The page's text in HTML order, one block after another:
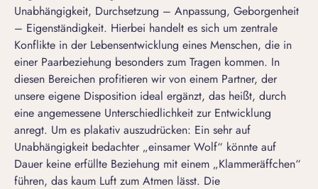
Unabhängigkeit, Durchsetzung – Anpassung, Geborgenheit
– Eigenständigkeit. Hierbei handelt es sich um zentrale
Konflikte in der Lebensentwicklung eines Menschen, die in
einer Paarbeziehung besonders zum Tragen kommen. In
diesen Bereichen profitieren wir von einem Partner, der
unsere eigene Disposition ideal ergänzt, das heißt, durch
eine angemessene Unterschiedlichkeit zur Entwicklung
anregt. Um es plakativ auszudrücken: Ein sehr auf
Unabhängigkeit bedachter „einsamer Wolf“ könnte auf
Dauer keine erfüllte Beziehung mit einem „Klammeräffchen“
führen, das kaum Luft zum Atmen lässt. Die